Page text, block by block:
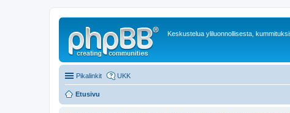
Keskustelua yliluonnollisesta,
Pikalinkit UKK
Etusivu